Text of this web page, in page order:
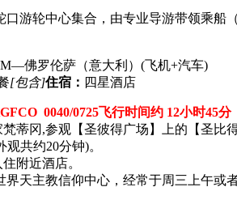
游轮中心集合，由专业导游带领乘船
佛罗伦萨（意大利） (飞机+汽车)
[包含]住宿： 四星酒店
0040/0725飞行时间约 12小时45分
蒂冈,参观【圣彼得广场】上的【圣
共约20分钟)。
附近酒店。
界天主教信仰中心，经常于周三上午